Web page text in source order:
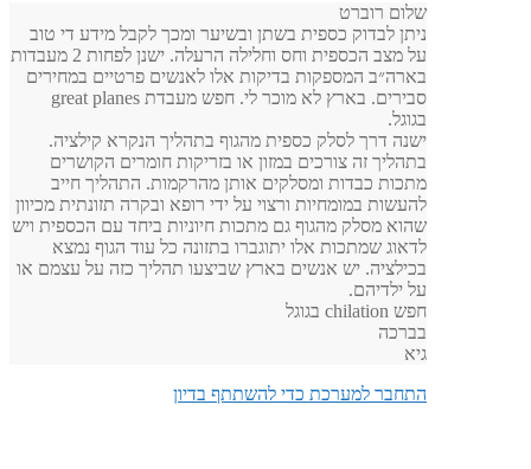
שלום רוברט
ניתן לבדוק כספית בשתן ובשיער ומכך לקבל מידע די טוב
על מצב הכספית וחס וחלילה הרעלה. ישנן לפחות 2 מעבדות
בארה״ב המספקות בדיקות אלו לאנשים פרטיים במחירים
סבירים. בארץ לא מוכר לי. חפש מעבדת great planes
בגוגל.
ישנה דרך לסלק כספית מהגוף בתהליך הנקרא קילציה.
בתהליך זה צורכים במזון או בזריקות חומרים הקושרים
מתכות כבדות ומסלקים אותן מהרקמות. התהליך חייב
להעשות במומחיות ורצוי על ידי רופא ובקרה תזונתית מכיוון
שהוא מסלק מהגוף גם מתכות חיוניות ביחד עם הכספית ויש
לדאוג שמתכות אלו יתוגברו בתזונה כל עוד הגוף נמצא
בכילציה. יש אנשים בארץ שביצעו תהליך כזה על עצמם או
על ילדיהם.
חפש chilation בגוגל
בברכה
גיא
התחבר למערכת כדי להשתתף בדיון